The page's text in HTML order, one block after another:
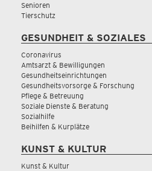
Senioren
Tierschutz
GESUNDHEIT & SOZIALES
Coronavirus
Amtsarzt & Bewilligungen
Gesundheitseinrichtungen
Gesundheitsvorsorge & Forschung
Pflege & Betreuung
Soziale Dienste & Beratung
Sozialhilfe
Beihilfen & Kurplätze
KUNST & KULTUR
Kunst & Kultur